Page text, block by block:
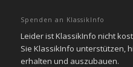
Spenden an KlassikInfo
Leider ist KlassikInfo nicht
Sie KlassikInfo unterstützen,
erhalten und auszubauen.